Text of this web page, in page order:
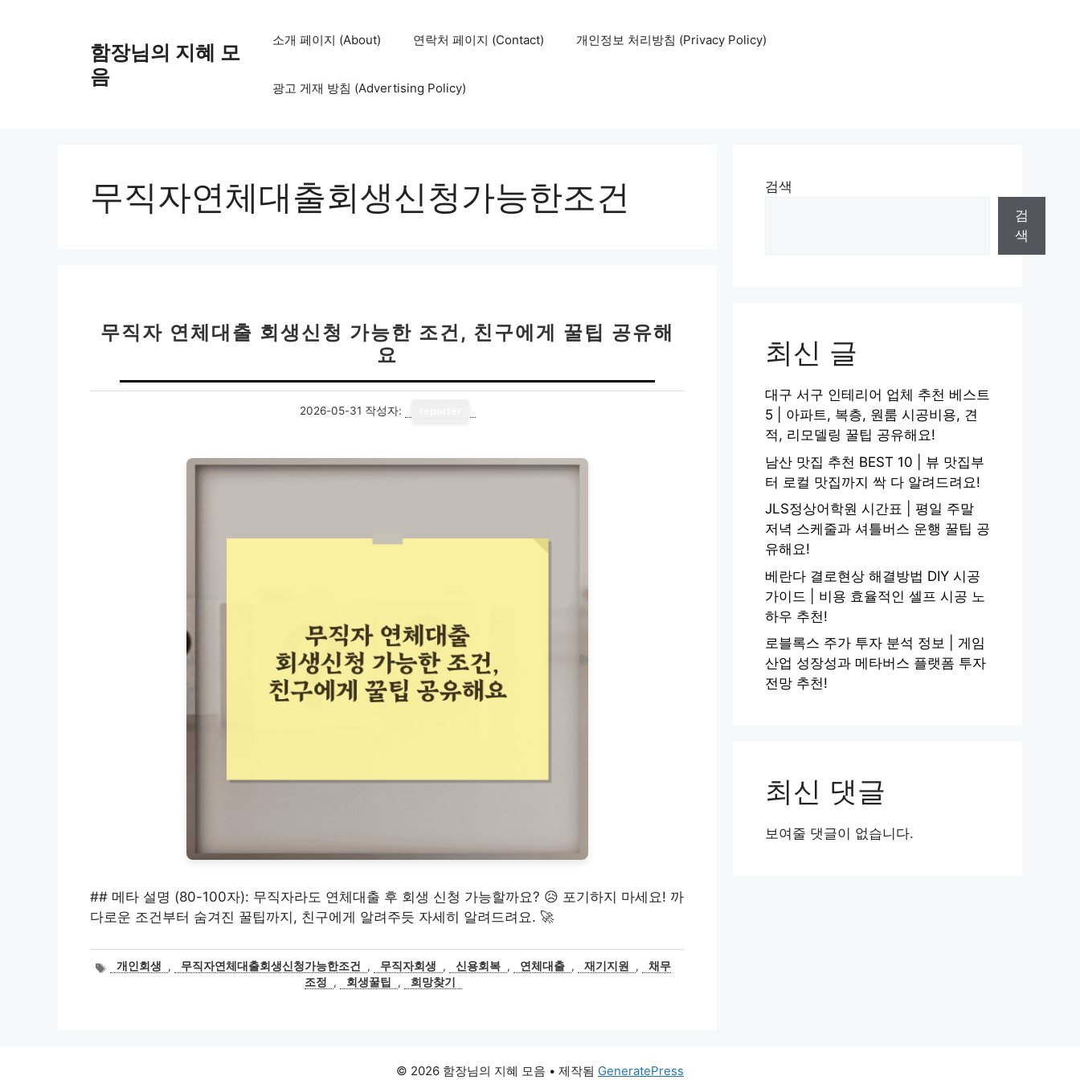
함장님의 지혜 모
음
소개 페이지 (About) 연락처 페이지 (Contact) 개인정보 처리방침 (Privacy Policy)
광고 게재 방침 (Advertising Policy)
무직자연체대출회생신청가능한조건
무직자 연체대출 회생신청 가능한 조건, 친구에게 꿀팁 공유해
요
2026-05-31 작성자:
## 메타 설명 (80-100자): 무직자라도 연체대출 후 회생 신청 가능할까요? 😥 포기하지 마세요! 까
다로운 조건부터 숨겨진 꿀팁까지, 친구에게 알려주듯 자세히 알려드려요. 🚀
태개인회생 , 무직자연체대출회생신청가능한조건 , 무직자회생 , 신용회복 , 연체대출 , 재기지원 ,
채무
조정
, 회생꿀팁 , 희망찾기
검색
검
색
최신 글
대구 서구 인테리어 업체 추천 베스트
5 | 아파트, 복층, 원룸 시공비용, 견
적, 리모델링 꿀팁 공유해요!
남산 맛집 추천 BEST 10 | 뷰 맛집부
터 로컬 맛집까지 싹 다 알려드려요!
JLS정상어학원 시간표 | 평일 주말
저녁 스케줄과 셔틀버스 운행 꿀팁 공
유해요!
베란다 결로현상 해결방법 DIY 시공
가이드 | 비용 효율적인 셀프 시공 노
하우 추천!
로블록스 주가 투자 분석 정보 | 게임
산업 성장성과 메타버스 플랫폼 투자
전망 추천!
최신 댓글
보여줄 댓글이 없습니다.
© 2026 함장님의 지혜 모음 • 제작됨 GeneratePress